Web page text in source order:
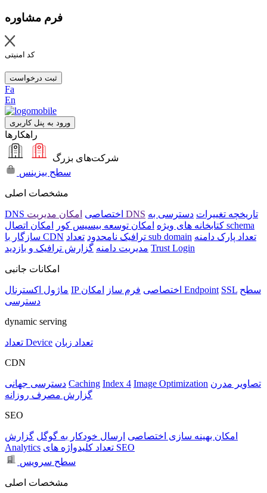
فرم مشاوره
کد امنیتی
ثبت درخواست
Fa
En
ورود به پنل کاربری
راهکارها
شرکت‌های بزرگ
سطح بیزینس
مشخصات اصلی
DNS اختصاصی امکان مدیریت DNS تاریخچه تغییرات دسترسی به
کتابخانه های ویژه امکان توسعه بیسیس کور
امکان اتصال schema
سازگار با CDN
ترافیک نامحدود تعداد sub domain تعداد پارک دامنه
مدیریت دامنه گزارش ترافیک و بازدید Trust Login
امکانات جانبی
ماژول اکسترنال IP اختصاصی فرم ساز امکان Endpoint SSL سطح
دسترسی
dynamic serving
تعداد Device تعداد زبان
CDN
دسترسی جهانی Caching Index 4 Image Optimization تصاویر مدرن
گزارش مصرف روزانه
SEO
امکان بهینه سازی اختصاصی ارسال خودکار به گوگل گزارش
Analytics
تعداد کلیدواژه های SEO
سطح سرویس
مشخصات اصلی